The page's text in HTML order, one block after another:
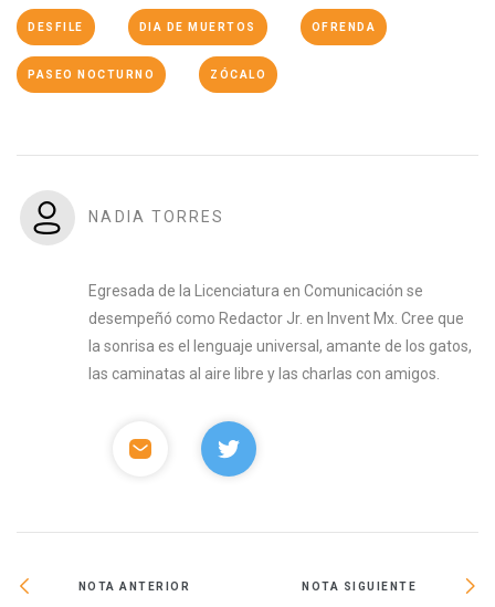
DESFILE DIA DE MUERTOS OFRENDA
PASEO NOCTURNO ZÓCALO
NADIA TORRES
Egresada de la Licenciatura en Comunicación se
desempeñó como Redactor Jr. en Invent Mx. Cree que
la sonrisa es el lenguaje universal, amante de los gatos,
las caminatas al aire libre y las charlas con amigos.
NOTA ANTERIOR NOTA SIGUIENTE